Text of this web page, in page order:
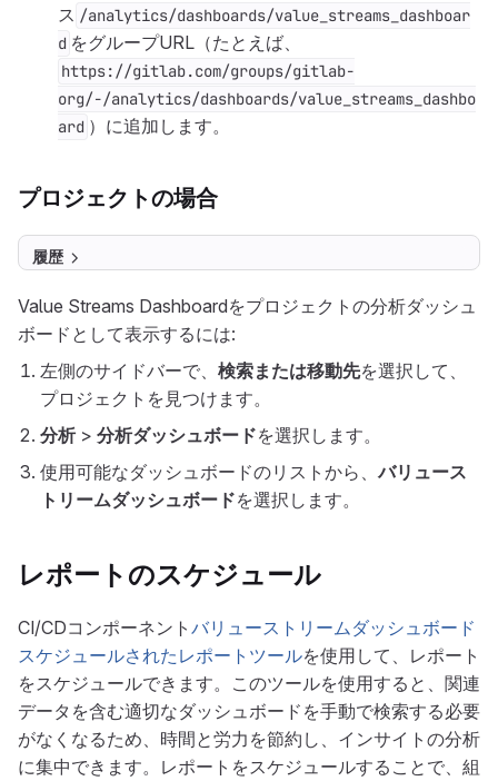
ス /analytics/dashboards/value_streams_dashboar
d をグループURL（たとえば、
https://gitlab.com/groups/gitlab-
org/-/analytics/dashboards/value_streams_dashbo
ard ）に追加します。
プロジェクトの場合
履歴
Value Streams Dashboardをプロジェクトの分析ダッシュ
ボードとして表示するには:
左側のサイドバーで、 検索または移動先を選択して、
プロジェクトを見つけます。
分析> 分析ダッシュボードを選択します。
使用可能なダッシュボードのリストから、バリュース
トリームダッシュボードを選択します。
レポートのスケジュール
CI/CDコンポーネント バリューストリームダッシュボード
スケジュールされたレポートツールを使用して、レポート
をスケジュールできます。このツールを使用すると、関連
データを含む適切なダッシュボードを手動で検索する必要
がなくなるため、時間と労力を節約し、インサイトの分析
に集中できます。レポートをスケジュールすることで、組